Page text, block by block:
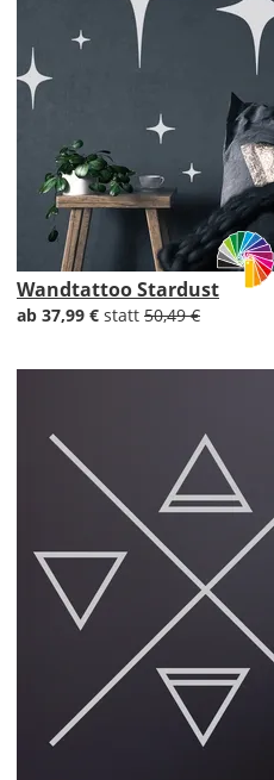
Wandtattoo Stardust
ab 37,99 € statt 50,49 €